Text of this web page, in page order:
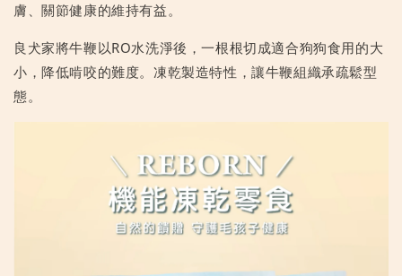
膚、關節健康的維持有益。
良犬家將牛鞭以RO水洗淨後，一根根切成適合狗狗食用的大
小，降低啃咬的難度。凍乾製造特性，讓牛鞭組織承疏鬆型
態。